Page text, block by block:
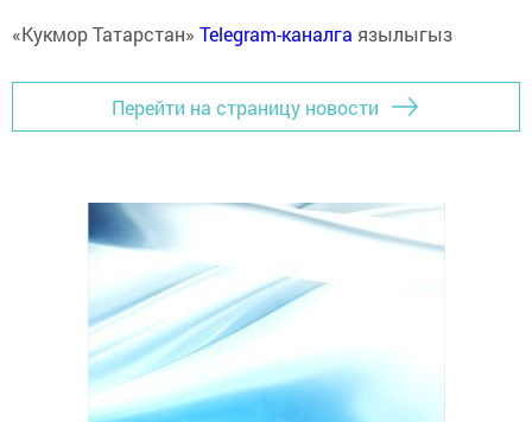
«Кукмор Татарстан» Telegram-каналга язылыгыз
Перейти на страницу новости